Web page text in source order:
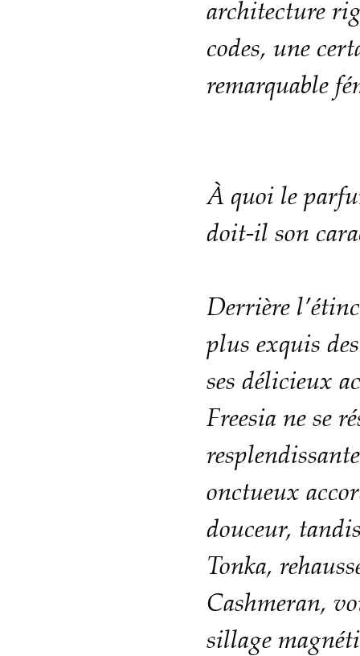
architecture
codes, une
remarquable
À quoi le
doit-il son
Derrière
plus exquis
ses délicieux
Freesia ne se
onctueux
douceur,
Tonka,
Cashmeran,
sillage